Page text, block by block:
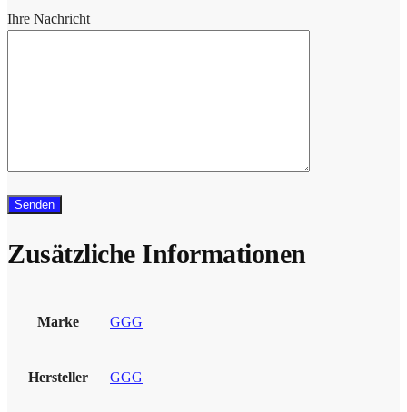
Ihre Nachricht
Zusätzliche Informationen
Marke GGG
Hersteller GGG